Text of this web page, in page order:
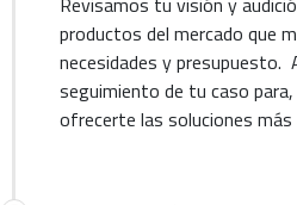
productos del mercado que
necesidades y presupuesto.
seguimiento de tu caso
ofrecerte las soluciones más